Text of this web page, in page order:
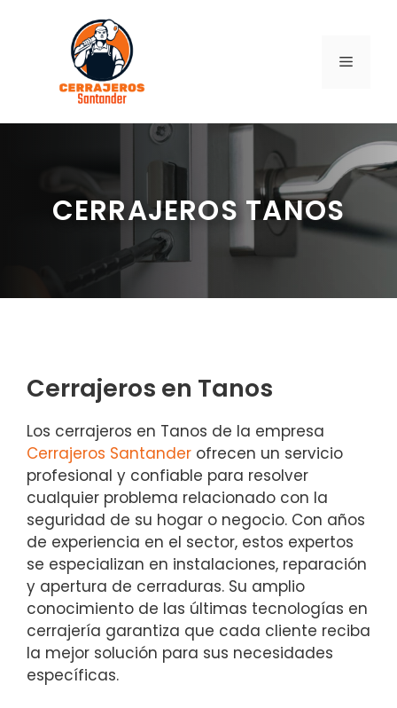
contenido
MENÚ
CERRAJEROS TANOS
Cerrajeros en Tanos
Los cerrajeros en Tanos de la empresa
Cerrajeros Santander ofrecen un servicio
profesional y confiable para resolver
cualquier problema relacionado con la
seguridad de su hogar o negocio. Con años
de experiencia en el sector, estos expertos
se especializan en instalaciones, reparación
y apertura de cerraduras. Su amplio
conocimiento de las últimas tecnologías en
cerrajería garantiza que cada cliente reciba
la mejor solución para sus necesidades
específicas.